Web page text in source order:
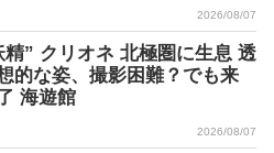
2026/08/07
精” クリオネ 北極圏に生息 透
的な姿、撮影困難？でも来
海遊館
2026/08/07